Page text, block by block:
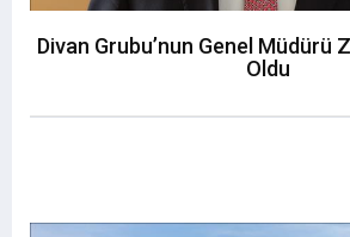
Divan Grubu’nun Genel Müdürü
Oldu